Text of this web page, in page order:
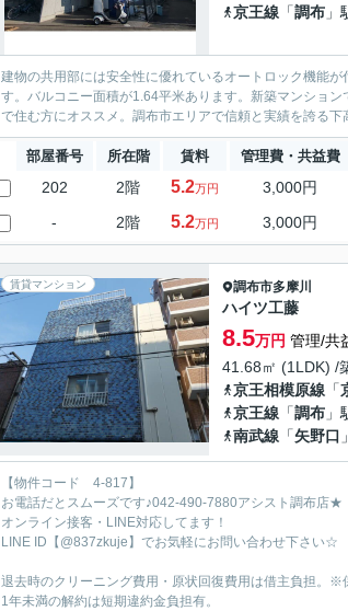
京王線 「調布 」
建物の共用部には安全性に優れているオートロック機能
す。バルコニー面積が1.64平米あります。新築マンショ
で住む方にオススメ。調布市エリアで信頼と実績を誇る
部屋番号 所在階 賃料 管理費・共益費
202 2階 5.2万円 3,000円
- 2階 5.2万円 3,000円
賃貸マンション 調布市多摩川
ハイツ工藤
8.5万円 管理/共
41.68㎡ (1LDK) /
京王相模原線 「
京王線 「調布 」
南武線 「矢野口
【物件コード 4-817】
お電話だとスムーズです♪042-490-7880アシスト調布店★
オンライン接客・LINE対応してます！
LINE ID【@837zkuje】でお気軽にお問い合わせ下さい☆
退去時のクリーニング費用・原状回復費用は借主負担。※
1年未満の解約は短期違約金負担有。